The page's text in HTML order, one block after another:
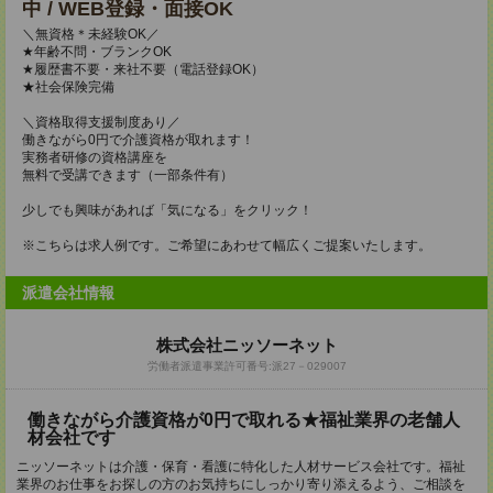
中 / WEB登録・面接OK
＼無資格＊未経験OK／
★年齢不問・ブランクOK
★履歴書不要・来社不要（電話登録OK）
★社会保険完備
＼資格取得支援制度あり／
働きながら0円で介護資格が取れます！
実務者研修の資格講座を
無料で受講できます（一部条件有）
少しでも興味があれば「気になる」をクリック！
※こちらは求人例です。ご希望にあわせて幅広くご提案いたします。
派遣会社情報
株式会社ニッソーネット
労働者派遣事業許可番号:派27－029007
働きながら介護資格が0円で取れる★福祉業界の老舗人
材会社です
ニッソーネットは介護・保育・看護に特化した人材サービス会社です。福祉
業界のお仕事をお探しの方のお気持ちにしっかり寄り添えるよう、ご相談を